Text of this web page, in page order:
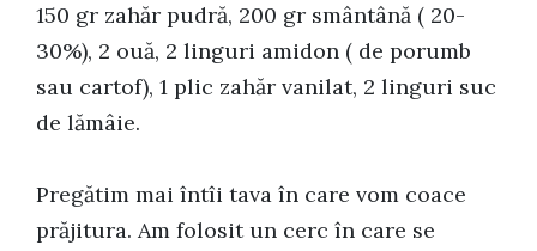
150 gr zahăr pudră, 200 gr smântână ( 20-
30%), 2 ouă, 2 linguri amidon ( de porumb
sau cartof), 1 plic zahăr vanilat, 2 linguri suc
de lămâie.
Pregătim mai întîi tava în care vom coace
prăjitura. Am folosit un cerc în care se